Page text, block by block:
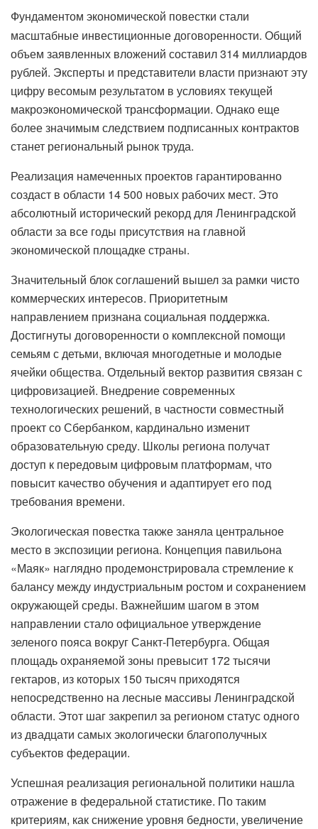
Фундаментом экономической повестки стали
масштабные инвестиционные договоренности. Общий
объем заявленных вложений составил 314 миллиардов
рублей. Эксперты и представители власти признают эту
цифру весомым результатом в условиях текущей
макроэкономической трансформации. Однако еще
более значимым следствием подписанных контрактов
станет региональный рынок труда.
Реализация намеченных проектов гарантированно
создаст в области 14 500 новых рабочих мест. Это
абсолютный исторический рекорд для Ленинградской
области за все годы присутствия на главной
экономической площадке страны.
Значительный блок соглашений вышел за рамки чисто
коммерческих интересов. Приоритетным
направлением признана социальная поддержка.
Достигнуты договоренности о комплексной помощи
семьям с детьми, включая многодетные и молодые
ячейки общества. Отдельный вектор развития связан с
цифровизацией. Внедрение современных
технологических решений, в частности совместный
проект со Сбербанком, кардинально изменит
образовательную среду. Школы региона получат
доступ к передовым цифровым платформам, что
повысит качество обучения и адаптирует его под
требования времени.
Экологическая повестка также заняла центральное
место в экспозиции региона. Концепция павильона
«Маяк» наглядно продемонстрировала стремление к
балансу между индустриальным ростом и сохранением
окружающей среды. Важнейшим шагом в этом
направлении стало официальное утверждение
зеленого пояса вокруг Санкт-Петербурга. Общая
площадь охраняемой зоны превысит 172 тысячи
гектаров, из которых 150 тысяч приходятся
непосредственно на лесные массивы Ленинградской
области. Этот шаг закрепил за регионом статус одного
из двадцати самых экологически благополучных
субъектов федерации.
Успешная реализация региональной политики нашла
отражение в федеральной статистике. По таким
критериям, как снижение уровня бедности, увеличение